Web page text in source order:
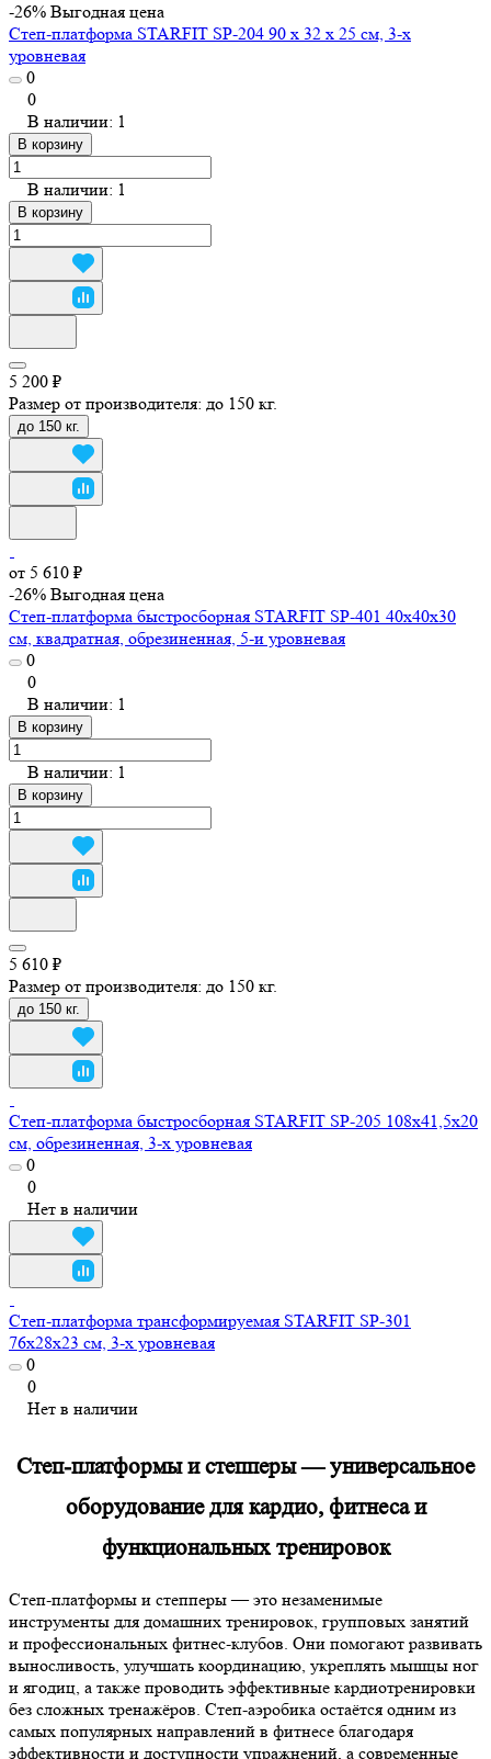
-26% Выгодная цена
Степ-платформа STARFIT SP-204 90 х 32 х 25 см, 3-х
уровневая
0
0
В наличии: 1
В корзину
В наличии: 1
В корзину
5 200 ₽
Размер от производителя: до 150 кг.
до 150 кг.
от 5 610 ₽
-26% Выгодная цена
Степ-платформа быстросборная STARFIT SP-401 40х40х30
см, квадратная, обрезиненная, 5-и уровневая
0
0
В наличии: 1
В корзину
В наличии: 1
В корзину
5 610 ₽
Размер от производителя: до 150 кг.
до 150 кг.
Степ-платформа быстросборная STARFIT SP-205 108х41,5х20
см, обрезиненная, 3-х уровневая
0
0
Нет в наличии
Степ-платформа трансформируемая STARFIT SP-301
76х28х23 см, 3-х уровневая
0
0
Нет в наличии
Степ-платформы и степперы — универсальное
оборудование для кардио, фитнеса и
функциональных тренировок
Степ-платформы и степперы — это незаменимые
инструменты для домашних тренировок, групповых занятий
и профессиональных фитнес-клубов. Они помогают развивать
выносливость, улучшать координацию, укреплять мышцы ног
и ягодиц, а также проводить эффективные кардиотренировки
без сложных тренажёров. Степ-аэробика остаётся одним из
самых популярных направлений в фитнесе благодаря
эффективности и доступности упражнений, а современные